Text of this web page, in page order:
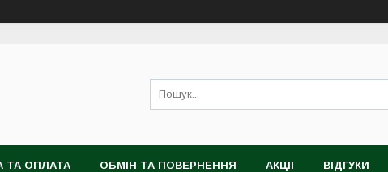
ТА ОПЛАТА ОБМІН ТА ПОВЕРНЕННЯ АКЦІІ ВІДГУКИ